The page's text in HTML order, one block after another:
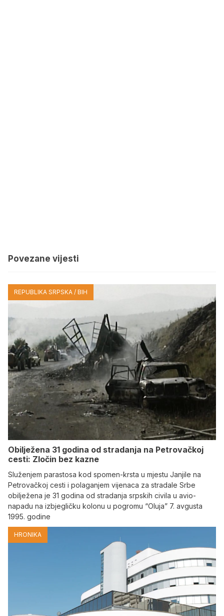
Povezane vijesti
REPUBLIKA SRPSKA / BIH
Obilježena 31 godina od stradanja na Petrovačkoj
cesti: Zločin bez kazne
Služenjem parastosa kod spomen-krsta u mjestu Janjile na
Petrovačkoj cesti i polaganjem vijenaca za stradale Srbe
obilježena je 31 godina od stradanja srpskih civila u avio-
napadu na izbjegličku kolonu u pogromu “Oluja” 7. avgusta
1995. godine
HRONIKA